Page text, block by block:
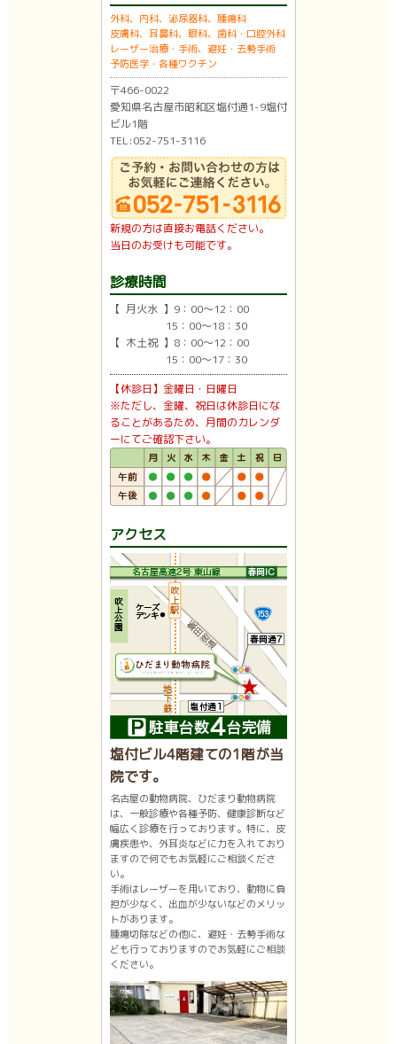
外科、内科、泌尿器科、腫瘍科
皮膚科、耳鼻科、眼科、歯科・口腔外科
レーザー治療・手術、避妊・去勢手術
予防医学・各種ワクチン
〒466-0022
愛知県名古屋市昭和区塩付通1-9塩付
ビル1階
TEL:052-751-3116
新規の方は直接お電話ください。
当日のお受けも可能です。
診療時間
【 月火水 】9：00〜12：00
15：00〜18：30
【 木土祝 】8：00〜12：00
15：00〜17：30
【休診日】金曜日・日曜日
※ただし、金曜、祝日は休診日にな
ることがあるため、月間のカレンダ
ーにてご確認下さい。
アクセス
塩付ビル4階建ての1階が当
院です。
名古屋の動物病院、ひだまり動物病院
は、一般診療や各種予防、健康診断など
幅広く診療を行っております。特に、皮
膚疾患や、外耳炎などに力を入れており
ますので何でもお気軽にご相談くださ
い。
手術はレーザーを用いており、動物に負
担が少なく、出血が少ないなどのメリッ
トがあります。
腫瘍切除などの他に、避妊・去勢手術な
ども行っておりますのでお気軽にご相談
ください。